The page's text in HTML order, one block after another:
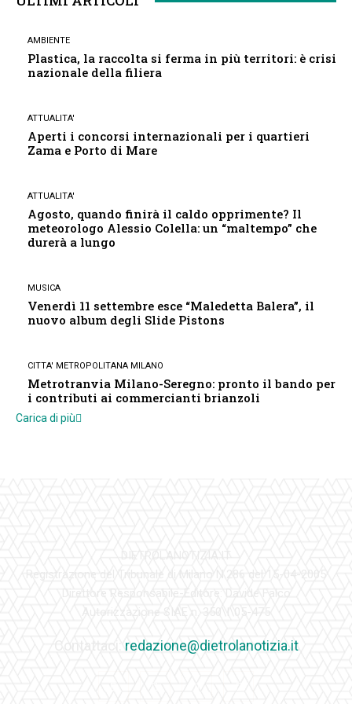
AMBIENTE
Plastica, la raccolta si ferma in più territori: è crisi
nazionale della filiera
ATTUALITA'
Aperti i concorsi internazionali per i quartieri
Zama e Porto di Mare
ATTUALITA'
Agosto, quando finirà il caldo opprimente? Il
meteorologo Alessio Colella: un “maltempo” che
durerà a lungo
MUSICA
Venerdì 11 settembre esce “Maledetta Balera”, il
nuovo album degli Slide Pistons
CITTA' METROPOLITANA MILANO
Metrotranvia Milano-Seregno: pronto il bando per
i contributi ai commercianti brianzoli
Carica di più
redazione@dietrolanotizia.it